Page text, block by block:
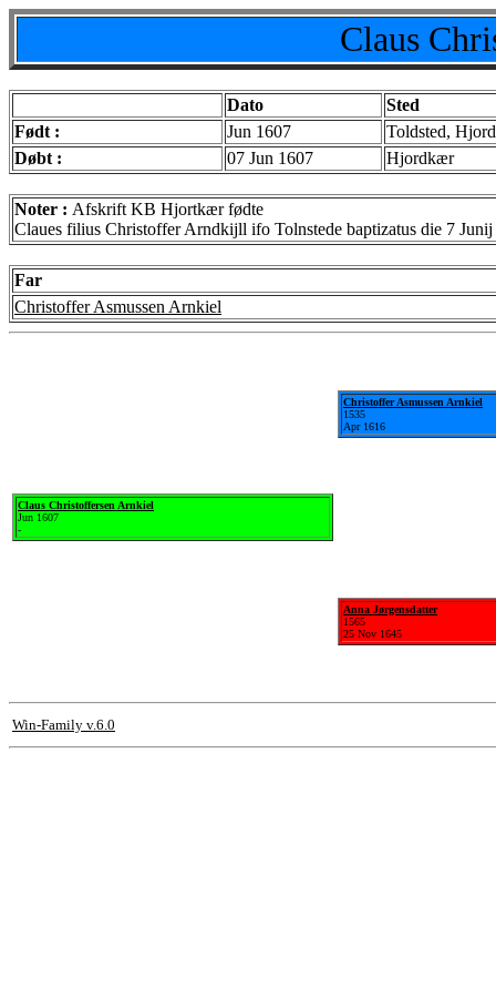
Claus
Dato
Sted
Født :
Jun 1607
Toldsted,
Døbt :
07 Jun 1607 Hjordkær
Noter : Afskrift KB Hjortkær fødte
Claues filius Christoffer Arndkijll ifo Tolnstede baptizatus die 7
Far
Christoffer Asmussen Arnkiel
Claus Christoffersen Arnkiel
Jun 1607
-
Christoffer Asmussen Arnkiel
1535
Apr 1616
Anna Jørgensdatter
1565
25 Nov 1645
Win-Family v.6.0